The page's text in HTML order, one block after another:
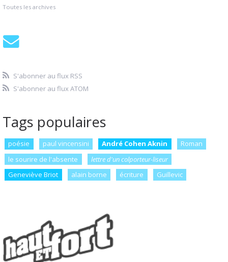
Toutes les archives
S'abonner au flux RSS
S'abonner au flux ATOM
Tags populaires
poésie paul vincensini André Cohen Aknin
Roman
le sourire de l'absente
lettre d'un colporteur-liseur
Geneviève Briot
alain borne écriture Guillevic